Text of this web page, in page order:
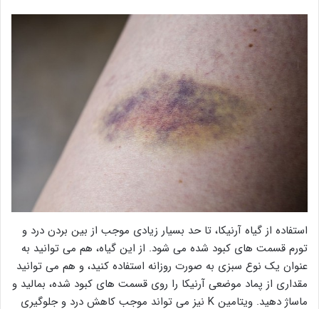
استفاده از گیاه آرنیکا، تا حد بسیار زیادی موجب از بین بردن درد و
تورم قسمت های کبود شده می شود. از این گیاه، هم می توانید به
عنوان یک نوع سبزی به صورت روزانه استفاده کنید، و هم می توانید
مقداری از پماد موضعی آرنیکا را روی قسمت های کبود شده، بمالید و
ماساژ دهید. ویتامین K نیز می تواند موجب کاهش درد و جلوگیری